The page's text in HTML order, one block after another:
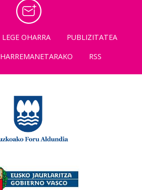
LEGE OHARRA
PUBLIZITATEA
HARREMANETARAKO RSS